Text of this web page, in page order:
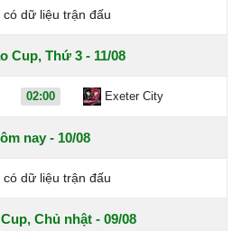
có dữ liệu trận đấu
Cup, Thứ 3 - 11/08
02:00 Exeter City
nay - 10/08
có dữ liệu trận đấu
Chủ nhật - 09/08